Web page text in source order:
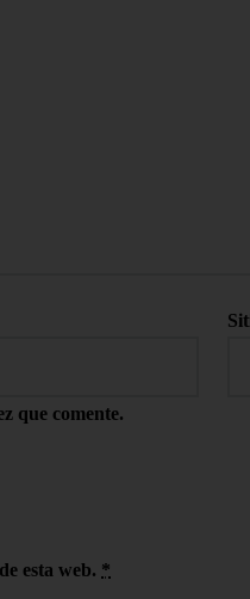
que comente.
esta web. *